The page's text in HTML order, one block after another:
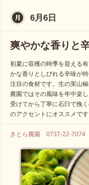
6月6日
爽やかな香りと
初夏に収穫の時季を迎える
かな香りとしびれる辛味が
注目の食材です。生の実山
農園ではその風味を年中楽
受けてから丁寧に石臼で挽
のアクセントにオススメです
きとら農園 0737-22-7074